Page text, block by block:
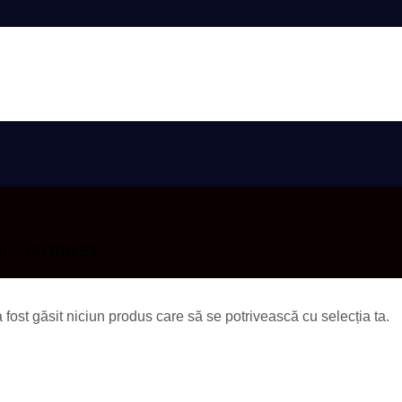
fost găsit niciun produs care să se potrivească cu selecția ta.